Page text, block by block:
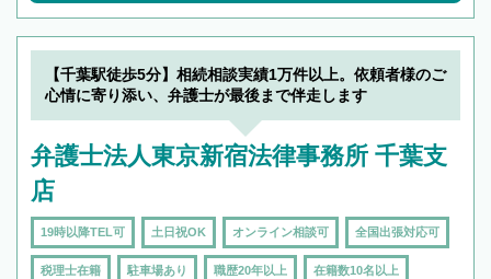
【千葉駅徒歩5分】相続相談実績1万件以上。依頼者様のご
心情に寄り添い、弁護士が最後まで伴走します
弁護士法人東京新宿法律事務所 千葉支
店
19時以降TEL可 土日祝OK オンライン相談可 全国出張対応可
税理士在籍 駐車場あり 職歴20年以上 在籍数10名以上